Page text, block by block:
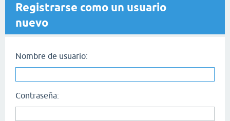
Registrarse como un usuario
nuevo
Nombre de usuario:
Contraseña: